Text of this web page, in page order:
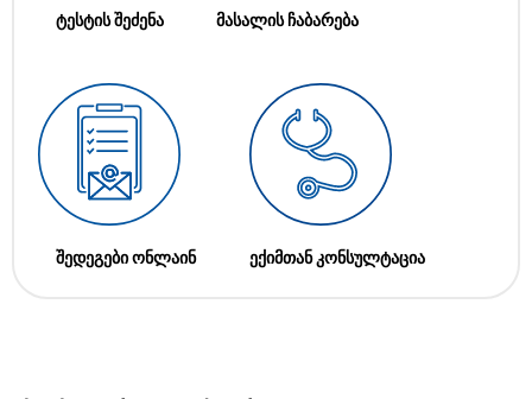
ტესტის შეძენა მასალის ჩაბარება
შედეგები ონლაინ ექიმთან კონსულტაცია